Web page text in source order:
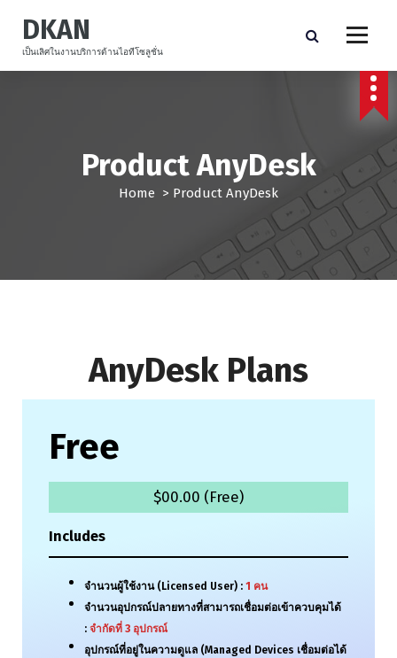
p
DKAN
เป็นเลิศในงานบริการด้านไอทีโซลูชั่น
Product AnyDesk
Home > Product AnyDesk
AnyDesk Plans
Free
$00.00 (Free)
Includes
จำนวนผู้ใช้งาน (Licensed User) : 1 คน
จำนวนอุปกรณ์ปลายทางที่สามารถเชื่อมต่อเข้าควบคุมได้
: จำกัดที่ 3 อุปกรณ์
อุปกรณ์ที่อยู่ในความดูแล (Managed Devices เชื่อมต่อได้